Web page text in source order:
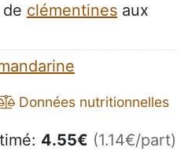
clémentines aux
Données nutritionnelles
4.55€ (1.14€/part)